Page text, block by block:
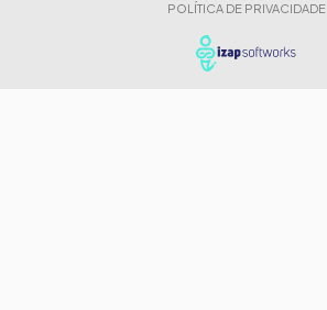
POLÍTICA DE PRIVACIDADE